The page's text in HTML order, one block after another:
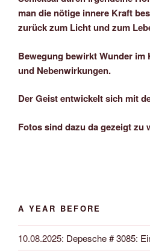
man die nötige innere Kraft
zurück zum Licht und zum
Bewegung bewirkt Wunder im
und Nebenwirkungen.
Der Geist entwickelt sich mit
Fotos sind dazu da gezeigt zu
A YEAR BEFORE
10.08.2025: Depesche # 3085: